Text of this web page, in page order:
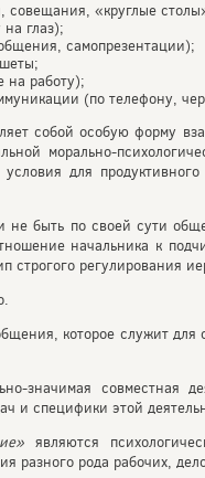
совещания, «круглые
глаз);
самопрезентации);
на работу);
(по телефону,
собой особую форму
морально-
для
не быть по своей сути
начальника к
регулирования
которое служит
значимая совместная
и специфики этой
являются
разного рода рабочих,